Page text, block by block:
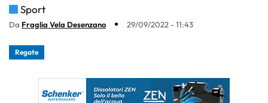
Sport
Da Fraglia Vela Desenzano 29/09/2022 - 11:43
Regate